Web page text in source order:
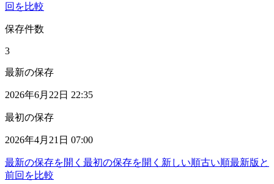
回を比較
保存件数
3
最新の保存
2026年6月22日 22:35
最初の保存
2026年4月21日 07:00
最新の保存を開く 最初の保存を開く 新しい順古い順最新版と
前回を比較